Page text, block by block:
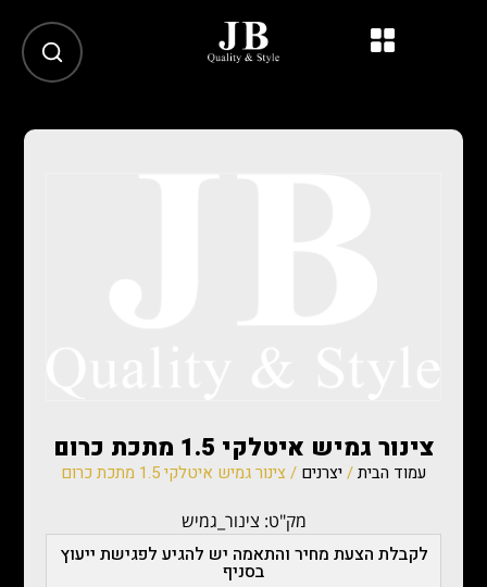
צינור גמיש איטלקי 1.5 מתכת כרום
עמוד הבית/ יצרנים / צינור גמיש איטלקי 1.5 מתכת כרום
מק"ט: צינור_גמיש
לקבלת הצעת מחיר והתאמה יש להגיע לפגישת ייעוץ
בסניף